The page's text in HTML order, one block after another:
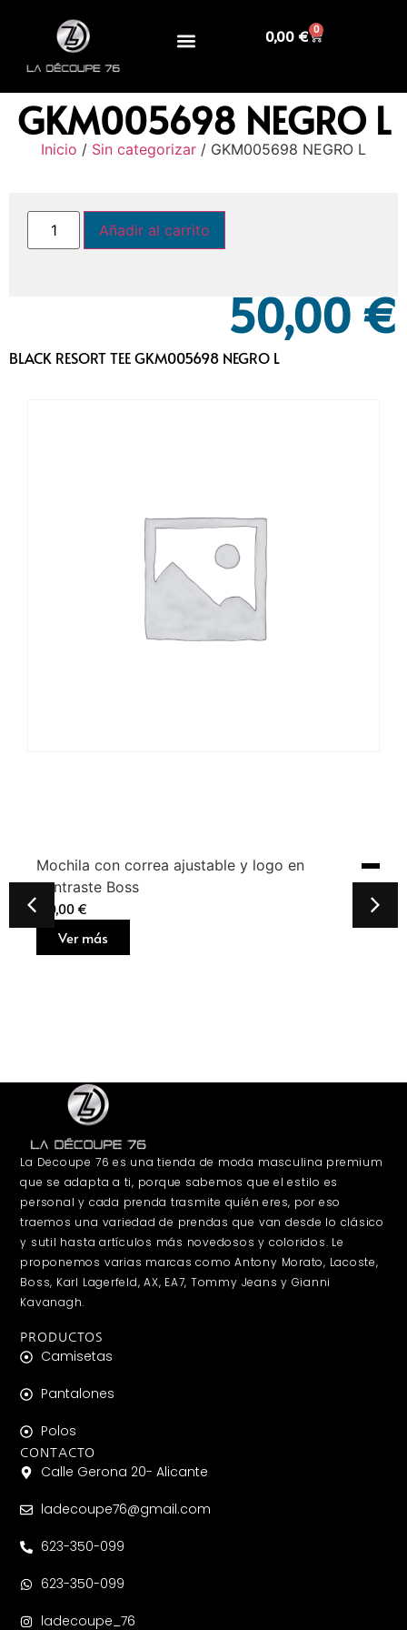
0,00 € 0
GKM005698 NEGRO L
Inicio / Sin categorizar / GKM005698 NEGRO L
Añadir al carrito
50,00 €
BLACK RESORT TEE GKM005698 NEGRO L
Mochila con correa ajustable y logo en
contraste Boss
160,00 €
Ver más
La Decoupe 76 es una tienda de moda masculina premium
que se adapta a ti, porque sabemos que el estilo es
personal y cada prenda trasmite quién eres, por eso
traemos una variedad de prendas que van desde lo clásico
y sutil hasta artículos más novedosos y coloridos. Le
proponemos varias marcas como Antony Morato, Lacoste,
Boss, Karl Lagerfeld, AX, EA7, Tommy Jeans y Gianni
Kavanagh.
PRODUCTOS
Camisetas
Pantalones
Polos
CONTACTO
Calle Gerona 20- Alicante
ladecoupe76@gmail.com
623-350-099
623-350-099
ladecoupe_76